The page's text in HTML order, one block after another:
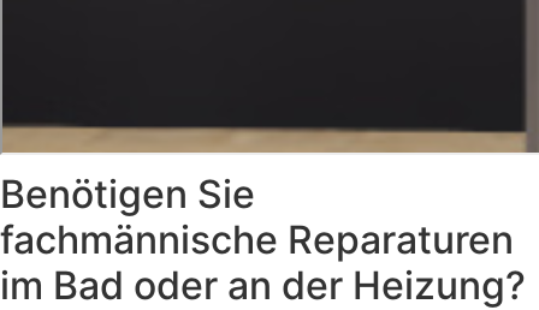
Benötigen Sie
fachmännische Reparaturen
im Bad oder an der Heizung?